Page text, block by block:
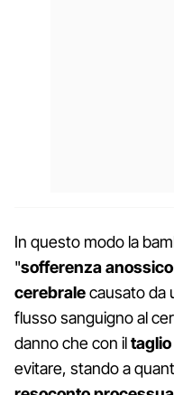
In questo modo la
"sofferenza
cerebralecausato da
flusso sanguigno al
danno che con il
evitare, stando a